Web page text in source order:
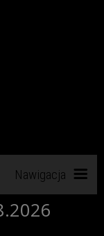
Nawigacja